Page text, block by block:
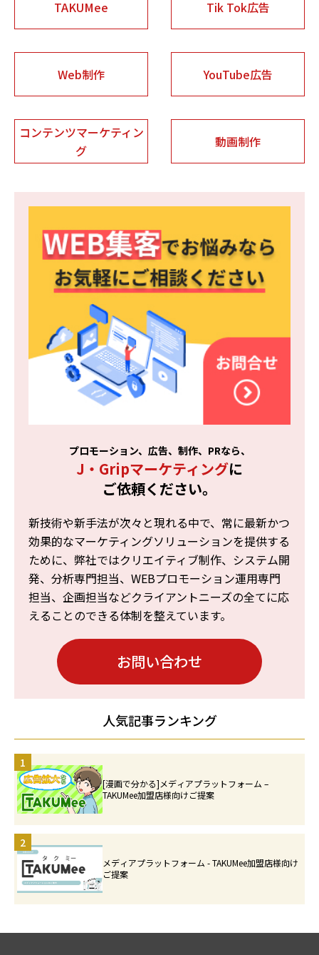
TAKUMee Tik Tok広告
Web制作 YouTube広告
コンテンツマーケティン
グ
動画制作
プロモーション、広告、制作、PRなら、
J・Gripマーケティングに
ご依頼ください。
新技術や新手法が次々と現れる中で、常に最新かつ
効果的なマーケティングソリューションを提供する
ために、弊社ではクリエイティブ制作、システム開
発、分析専門担当、WEBプロモーション運用専門
担当、企画担当などクライアントニーズの全てに応
えることのできる体制を整えています。
お問い合わせ
人気記事ランキング
1
[漫画で分かる]メディアプラットフォーム –
TAKUMee加盟店様向けご提案
2
メディアプラットフォーム - TAKUMee加盟店様向け
ご提案